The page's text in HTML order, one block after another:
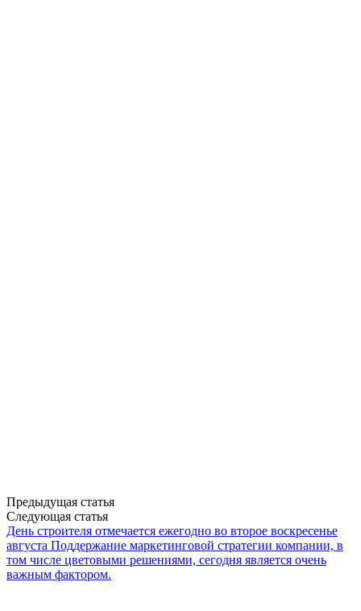
Предыдущая статья
Следующая статья
День строителя отмечается ежегодно во второе воскресенье
августа Поддержание маркетинговой стратегии компании, в
том числе цветовыми решениями, сегодня является очень
важным фактором.